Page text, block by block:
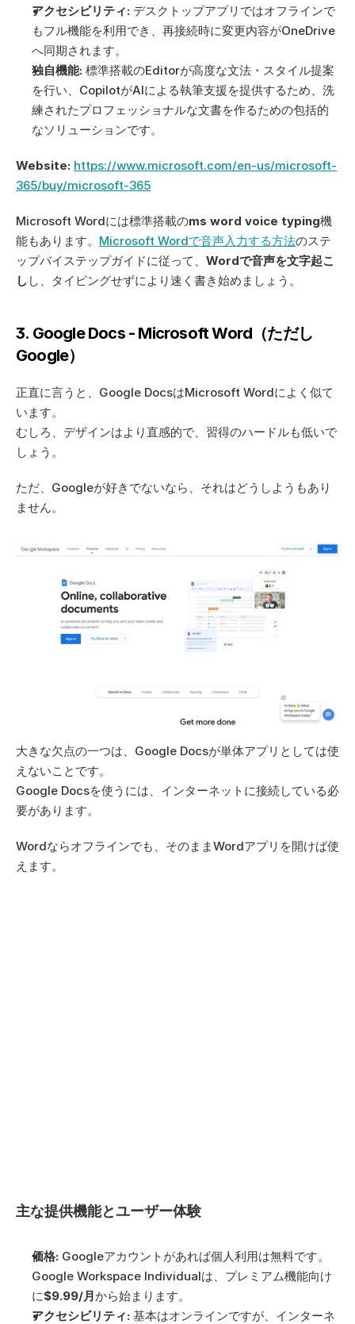
アクセシビリティ: デスクトップアプリではオフラインで
もフル機能を利用でき、再接続時に変更内容がOneDrive
へ同期されます。
独自機能: 標準搭載のEditorが高度な文法・スタイル提案
を行い、CopilotがAIによる執筆支援を提供するため、洗
練されたプロフェッショナルな文書を作るための包括的
なソリューションです。
Website: https://www.microsoft.com/en-us/microsoft-
365/buy/microsoft-365
Microsoft Wordには標準搭載のms word voice typing機
能もあります。 Microsoft Wordで音声入力する方法のステ
ップバイステップガイドに従って、 Wordで音声を文字起こ
し し、タイピングせずにより速く書き始めましょう。
3. Google Docs - Microsoft Word（ただし
Google）
正直に言うと、Google DocsはMicrosoft Wordによく似て
います。
むしろ、デザインはより直感的で、習得のハードルも低いで
しょう。
ただ、Googleが好きでないなら、それはどうしようもあり
ません。
大きな欠点の一つは、Google Docsが単体アプリとしては使
えないことです。
Google Docsを使うには、インターネットに接続している必
要があります。
Wordならオフラインでも、そのままWordアプリを開けば使
えます。
主な提供機能とユーザー体験
価格: Googleアカウントがあれば個人利用は無料です。
Google Workspace Individualは、プレミアム機能向け
に$9.99/月から始まります。
アクセシビリティ: 基本はオンラインですが、インターネ